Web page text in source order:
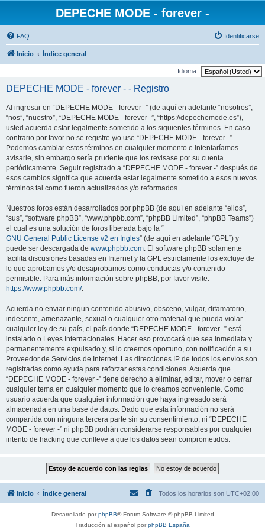
DEPECHE MODE - forever -
FAQ Identificarse
Inicio Índice general
Idioma:
DEPECHE MODE - forever - - Registro
Al ingresar en “DEPECHE MODE - forever -” (de aquí en adelante “nosotros”,
“nos”, “nuestro”, “DEPECHE MODE - forever -”, “https://depechemode.es”),
usted acuerda estar legalmente sometido a los siguientes términos. En caso
contrario por favor no se registre y/o use “DEPECHE MODE - forever -”.
Podemos cambiar estos términos en cualquier momento e intentaríamos
avisarle, sin embargo sería prudente que los revisase por su cuenta
periódicamente. Seguir registrado a “DEPECHE MODE - forever -” después de
esos cambios significa que acuerda estar legalmente sometido a esos nuevos
términos tal como fueron actualizados y/o reformados.
Nuestros foros están desarrollados por phpBB (de aquí en adelante “ellos”,
“sus”, “software phpBB”, “www.phpbb.com”, “phpBB Limited”, “phpBB Teams”)
el cual es una solución de foros liberada bajo la “
GNU General Public License v2 en Ingles” (de aquí en adelante “GPL”) y
puede ser descargada de www.phpbb.com. El software phpBB solamente
facilita discusiones basadas en Internet y la GPL estrictamente los excluye de
lo que aprobamos y/o desaprobamos como conductas y/o contenido
permisible. Para más información sobre phpBB, por favor visite:
https://www.phpbb.com/.
Acuerda no enviar ningun contenido abusivo, obsceno, vulgar, difamatorio,
indecente, amenazante, sexual o cualquier otro material que pueda violar
cualquier ley de su país, el país donde “DEPECHE MODE - forever -” está
instalado o Leyes Internacionales. Hacer eso provocará que sea inmediata y
permanentemente expulsado y, si lo creemos oportuno, con notificación a su
Proveedor de Servicios de Internet. Las direcciones IP de todos los envíos son
registradas como ayuda para reforzar estas condiciones. Acuerda que
“DEPECHE MODE - forever -” tiene derecho a eliminar, editar, mover o cerrar
cualquier tema en cualquier momento que lo creamos conveniente. Como
usuario acuerda que cualquier información que haya ingresado será
almacenada en una base de datos. Dado que esta información no será
compartida con ninguna tercera parte sin su consentimiento, ni “DEPECHE
MODE - forever -” ni phpBB podrán considerarse responsables por cualquier
intento de hacking que conlleve a que los datos sean comprometidos.
Inicio Índice general Todos los horarios son UTC+02:00
Desarrollado porphpBB® Forum Software © phpBB Limited
Traducción al español porphpBB España